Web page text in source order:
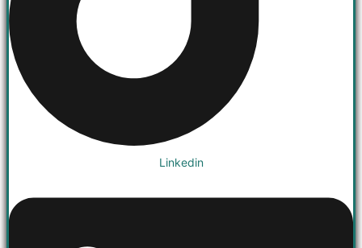
Linkedin